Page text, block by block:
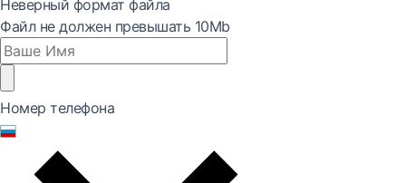
Неверный формат файла
Файл не должен превышать 10Mb
Номер телефона